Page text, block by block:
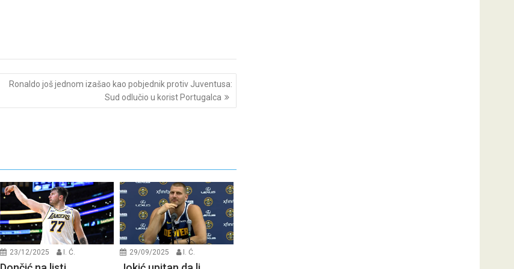
Ronaldo još jednom izašao kao pobjednik protiv Juventusa:
Sud odlučio u korist Portugalca
23/12/2025 I. Ć. 29/09/2025 I. Ć.